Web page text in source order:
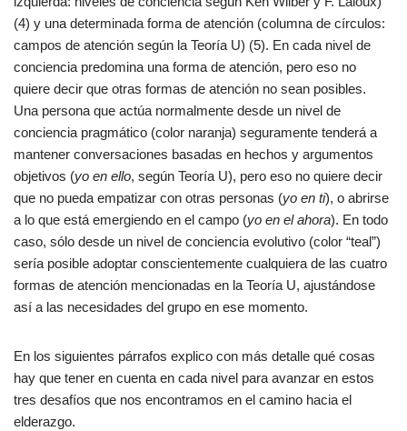
(4) y una determinada forma de atención (columna de círculos:
campos de atención según la Teoría U) (5). En cada nivel de
conciencia predomina una forma de atención, pero eso no
quiere decir que otras formas de atención no sean posibles.
Una persona que actúa normalmente desde un nivel de
conciencia pragmático (color naranja) seguramente tenderá a
mantener conversaciones basadas en hechos y argumentos
objetivos (yo en ello, según Teoría U), pero eso no quiere decir
que no pueda empatizar con otras personas (yo en ti), o abrirse
a lo que está emergiendo en el campo (yo en el ahora). En todo
caso, sólo desde un nivel de conciencia evolutivo (color “teal”)
sería posible adoptar conscientemente cualquiera de las cuatro
formas de atención mencionadas en la Teoría U, ajustándose
así a las necesidades del grupo en ese momento.
En los siguientes párrafos explico con más detalle qué cosas
hay que tener en cuenta en cada nivel para avanzar en estos
tres desafíos que nos encontramos en el camino hacia el
elderazgo.